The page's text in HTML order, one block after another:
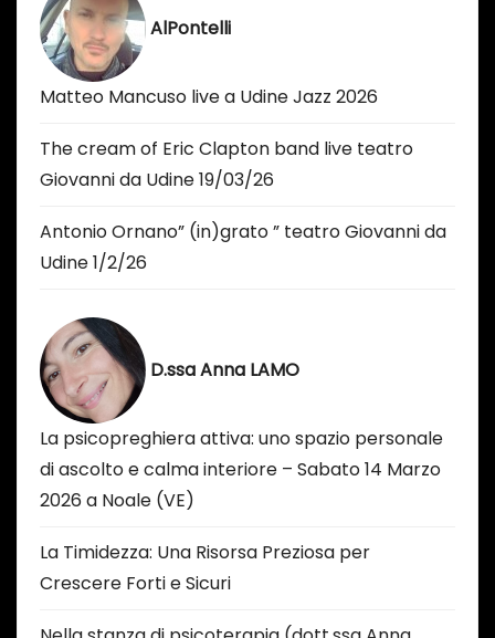
AlPontelli
Matteo Mancuso live a Udine Jazz 2026
The cream of Eric Clapton band live teatro
Giovanni da Udine 19/03/26
Antonio Ornano” (in)grato ” teatro Giovanni da
Udine 1/2/26
D.ssa Anna LAMO
La psicopreghiera attiva: uno spazio personale
di ascolto e calma interiore – Sabato 14 Marzo
2026 a Noale (VE)
La Timidezza: Una Risorsa Preziosa per
Crescere Forti e Sicuri